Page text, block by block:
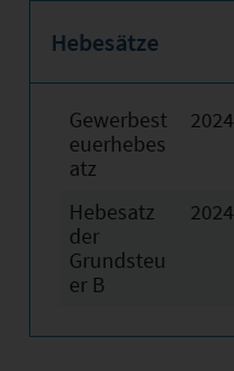
Hebesätze
Gewerbest
euerhebes
atz
2024
Hebesatz
der
Grundsteu
er B
2024